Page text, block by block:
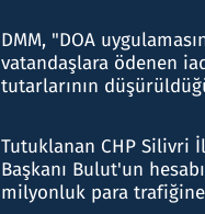
DMM, "DOA
vatandaşlara ödenen
tutarlarının
Tutuklanan CHP Silivri
Başkanı Bulut'un
milyonluk para